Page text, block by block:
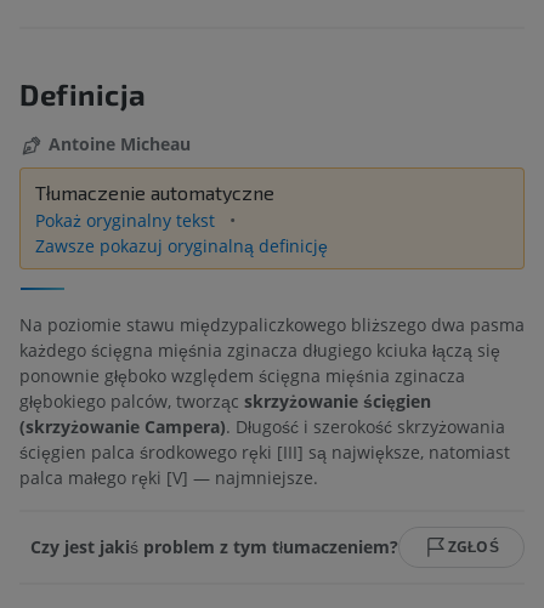
Definicja
Antoine Micheau
Tłumaczenie automatyczne
Pokaż oryginalny tekst
Zawsze pokazuj oryginalną definicję
Na poziomie stawu międzypaliczkowego bliższego dwa pasma
każdego ścięgna mięśnia zginacza długiego kciuka łączą się
ponownie głęboko względem ścięgna mięśnia zginacza
głębokiego palców, tworząc skrzyżowanie ścięgien
(skrzyżowanie Campera). Długość i szerokość skrzyżowania
ścięgien palca środkowego ręki [III] są największe, natomiast
palca małego ręki [V] — najmniejsze.
Czy jest jakiś problem z tym tłumaczeniem? ZGŁOŚ